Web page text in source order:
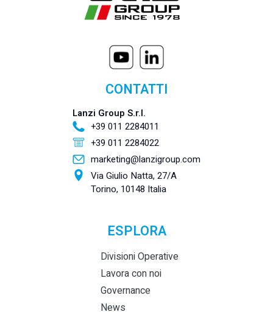
CONTATTI
Lanzi Group S.r.l.
+39 011 2284011
+39 011 2284022
marketing@lanzigroup.com
Via Giulio Natta, 27/A
Torino, 10148 Italia
ESPLORA
Divisioni Operative
Lavora con noi
Governance
News